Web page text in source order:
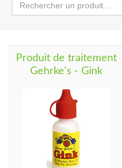
Produit de traitement
Gehrke's - Gink